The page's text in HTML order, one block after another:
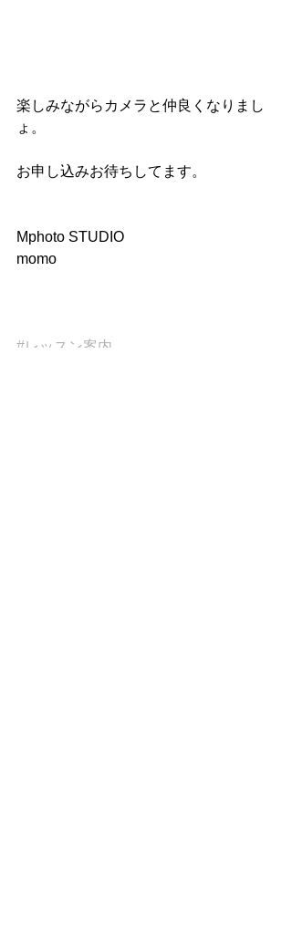
楽しみながらカメラと仲良くなりまし
ょ。
お申し込みお待ちしてます。
Mphoto STUDIO
momo
#レッスン案内